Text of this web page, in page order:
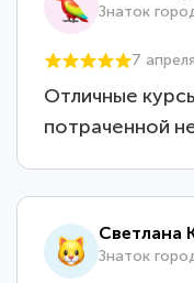
Знаток
7
Отличные
потраченной
Светлана
Знаток